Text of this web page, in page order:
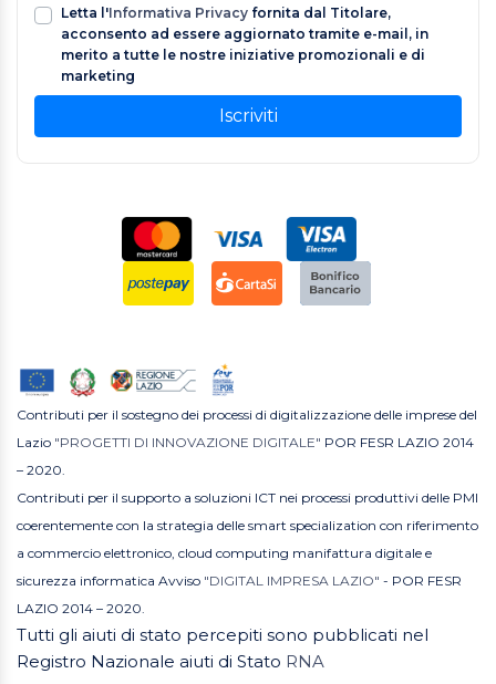
Letta l'Informativa Privacy fornita dal Titolare,
acconsento ad essere aggiornato tramite e-mail, in
merito a tutte le nostre iniziative promozionali e di
marketing
Iscriviti
Contributi per il sostegno dei processi di digitalizzazione delle imprese del
Lazio "PROGETTI DI INNOVAZIONE DIGITALE" POR FESR LAZIO 2014
– 2020.
Contributi per il supporto a soluzioni ICT nei processi produttivi delle PMI
coerentemente con la strategia delle smart specialization con riferimento
a commercio elettronico, cloud computing manifattura digitale e
sicurezza informatica Avviso "DIGITAL IMPRESA LAZIO" - POR FESR
LAZIO 2014 – 2020.
Tutti gli aiuti di stato percepiti sono pubblicati nel
Registro Nazionale aiuti di Stato RNA